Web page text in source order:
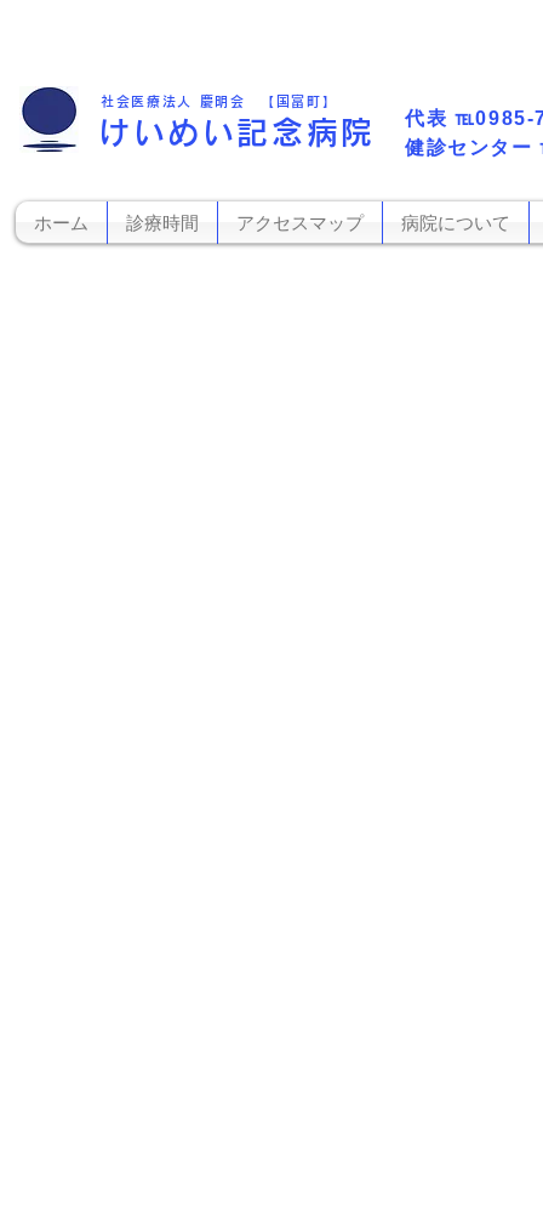
​健診センター
社会医療法人 慶明会 【国富町】
けいめい記念病院 代表​ ℡0985-
ホーム 診療時間 アクセスマップ 病院について